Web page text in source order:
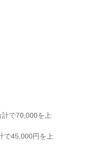
で70,000を上